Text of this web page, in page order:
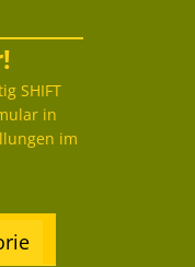
SHIFT
in
im